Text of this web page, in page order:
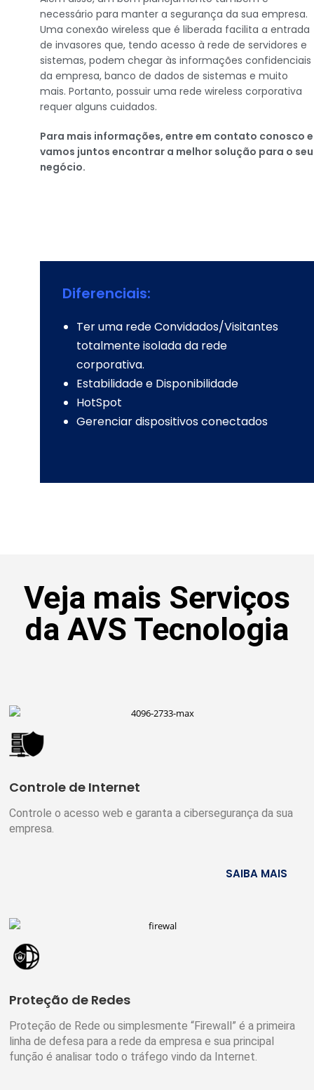
necessário para manter a segurança da sua empresa.
Uma conexão wireless que é liberada facilita a entrada
de invasores que, tendo acesso à rede de servidores e
sistemas, podem chegar às informações confidenciais
da empresa, banco de dados de sistemas e muito
mais. Portanto, possuir uma rede wireless corporativa
requer alguns cuidados.
Para mais informações, entre em contato conosco e
vamos juntos encontrar a melhor solução para o seu
negócio.
Diferenciais:
Ter uma rede Convidados/Visitantes
totalmente isolada da rede
corporativa.
Estabilidade e Disponibilidade
HotSpot
Gerenciar dispositivos conectados
Veja mais Serviços
da AVS Tecnologia
Controle de Internet
Controle o acesso web e garanta a cibersegurança da sua
empresa.
SAIBA MAIS
Proteção de Redes
Proteção de Rede ou simplesmente “Firewall” é a primeira
linha de defesa para a rede da empresa e sua principal
função é analisar todo o tráfego vindo da Internet.